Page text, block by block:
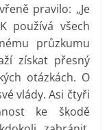
pravilo: „Je
používá všech
průzkumu
získat přesný
otázkách. O
vlády. Asi čtyři
ke škodě